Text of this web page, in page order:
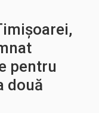
pentru
două